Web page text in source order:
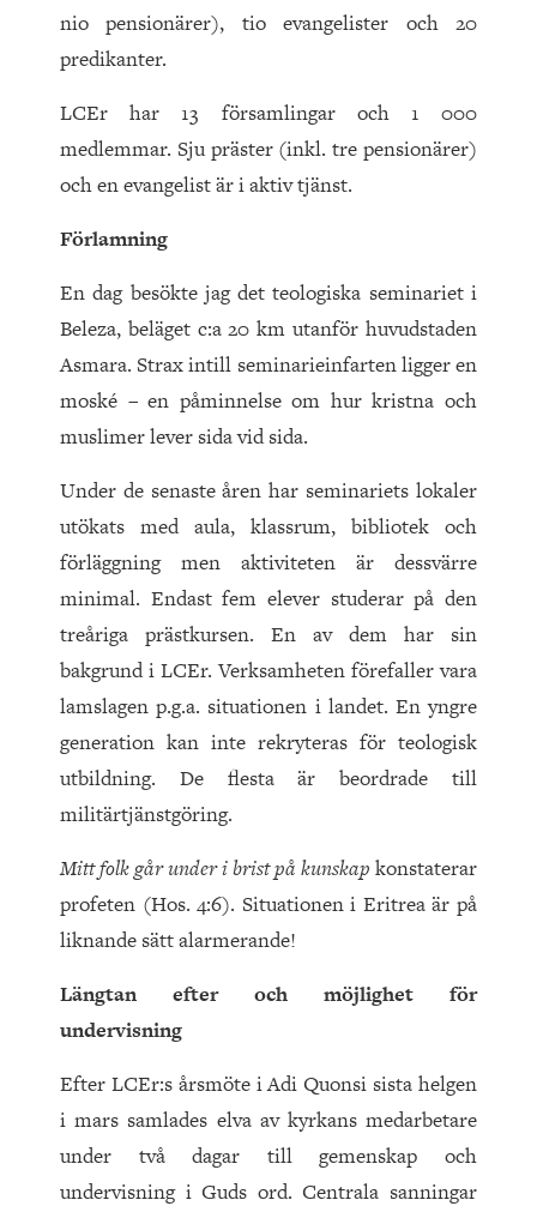
nio pensionärer), tio evangelister och 20
predikanter.
LCEr har 13 församlingar och 1 000
medlemmar. Sju präster (inkl. tre pensionärer)
och en evangelist är i aktiv tjänst.
Förlamning
En dag besökte jag det teologiska seminariet i
Beleza, beläget c:a 20 km utanför huvudstaden
Asmara. Strax intill seminarieinfarten ligger en
moské – en påminnelse om hur kristna och
muslimer lever sida vid sida.
Under de senaste åren har seminariets lokaler
utökats med aula, klassrum, bibliotek och
förläggning men aktiviteten är dessvärre
minimal. Endast fem elever studerar på den
treåriga prästkursen. En av dem har sin
bakgrund i LCEr. Verksamheten förefaller vara
lamslagen p.g.a. situationen i landet. En yngre
generation kan inte rekryteras för teologisk
utbildning. De flesta är beordrade till
militärtjänstgöring.
Mitt folk går under i brist på kunskap konstaterar
profeten (Hos. 4:6). Situationen i Eritrea är på
liknande sätt alarmerande!
Längtan efter och möjlighet för
undervisning
Efter LCEr:s årsmöte i Adi Quonsi sista helgen
i mars samlades elva av kyrkans medarbetare
under två dagar till gemenskap och
undervisning i Guds ord. Centrala sanningar